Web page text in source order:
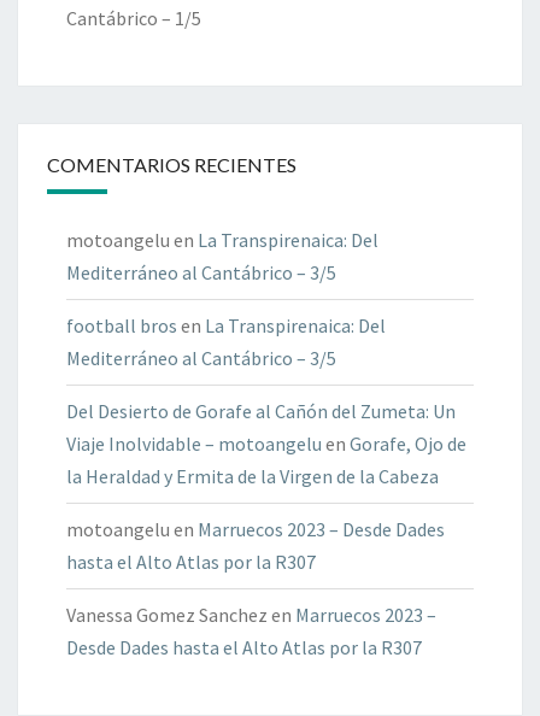
Cantábrico – 1/5
COMENTARIOS RECIENTES
motoangelu en La Transpirenaica: Del
Mediterráneo al Cantábrico – 3/5
football bros en La Transpirenaica: Del
Mediterráneo al Cantábrico – 3/5
Del Desierto de Gorafe al Cañón del Zumeta: Un
Viaje Inolvidable – motoangelu en Gorafe, Ojo de
la Heraldad y Ermita de la Virgen de la Cabeza
motoangelu en Marruecos 2023 – Desde Dades
hasta el Alto Atlas por la R307
Vanessa Gomez Sanchez en Marruecos 2023 –
Desde Dades hasta el Alto Atlas por la R307